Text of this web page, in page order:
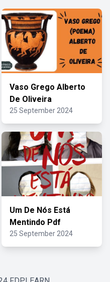
Vaso Grego Alberto
De Oliveira
25 September 2024
Um De Nós Está
Mentindo Pdf
25 September 2024